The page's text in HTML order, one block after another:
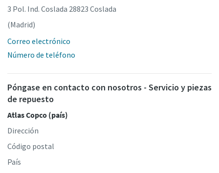
3 Pol. Ind. Coslada 28823 Coslada
(Madrid)
Correo electrónico
Número de teléfono
Póngase en contacto con nosotros - Servicio y piezas
de repuesto
Atlas Copco (país)
Dirección
Código postal
País